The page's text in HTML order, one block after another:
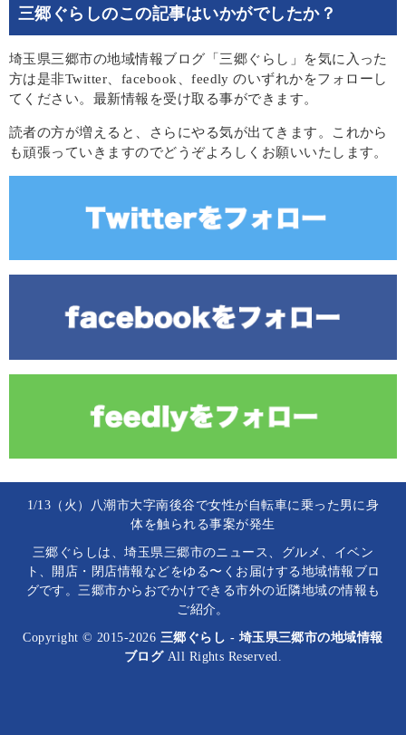
三郷ぐらしのこの記事はいかがでしたか？
埼玉県三郷市の地域情報ブログ「三郷ぐらし」を気に入った
方は是非Twitter、facebook、feedly のいずれかをフォローし
てください。最新情報を受け取る事ができます。
読者の方が増えると、さらにやる気が出てきます。これから
も頑張っていきますのでどうぞよろしくお願いいたします。
1/13（火）八潮市大字南後谷で女性が自転車に乗った男に身
体を触られる事案が発生
三郷ぐらしは、埼玉県三郷市のニュース、グルメ、イベン
ト、開店・閉店情報などをゆる〜くお届けする地域情報ブロ
グです。三郷市からおでかけできる市外の近隣地域の情報も
ご紹介。
Copyright © 2015-2026 三郷ぐらし - 埼玉県三郷市の地域情報
ブログAll Rights Reserved.